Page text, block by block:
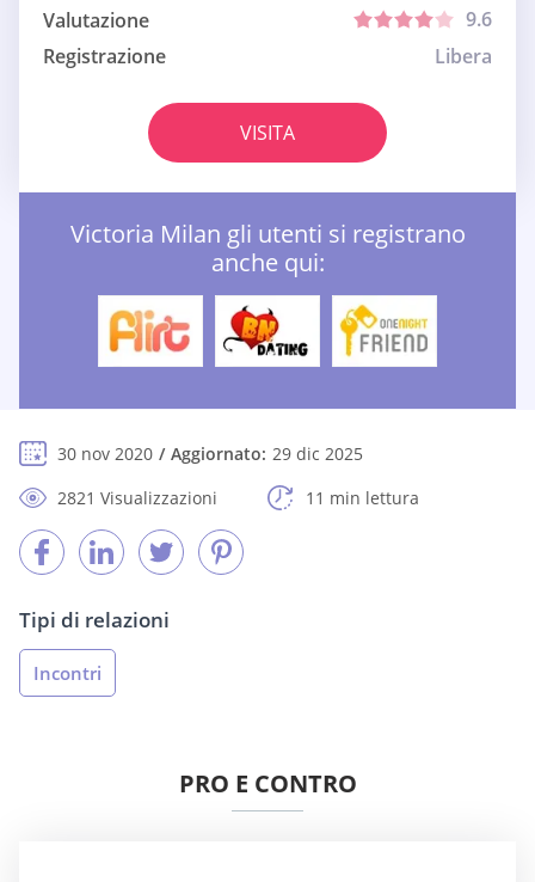
Valutazione
9.6
Registrazione
Libera
VISITA
Victoria Milan gli utenti si registrano
anche qui:
30 nov 2020 Aggiornato: 29 dic 2025
2821 Visualizzazioni
11 min lettura
Tipi di relazioni
Incontri
PRO E CONTRO